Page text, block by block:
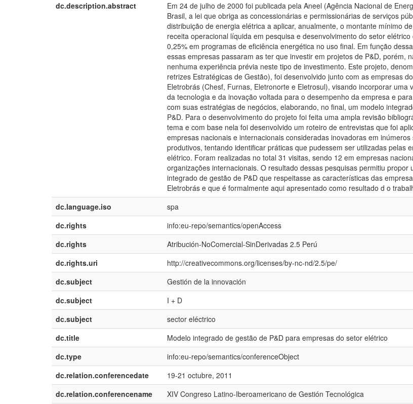
dc.description.abstract
Em 24 de julho de 2000 foi publicada pela Aneel (Agência Nacional de
Brasil, a lei que obriga as concessionárias e permissionárias de serviços
distribuição de energia elétrica a aplicar, anualmente, o montante mínimo
receita operacional líquida em pesquisa e desenvolvimento do setor
0,25% em programas de eficiência energética no uso final. Em função
essas empresas passaram as ter que investir em projetos de P&D, porém,
nenhuma experiência prévia neste tipo de investimento. Este projeto,
retrizes Estratégicas de Gestão), foi desenvolvido junto com as empresas
Eletrobrás (Chesf, Furnas, Eletronorte e Eletrosul), visando incorporar uma
da tecnologia e da inovação voltada para o desempenho da empresa e
com suas estratégias de negócios, elaborando, no final, um modelo
P&D. Para o desenvolvimento do projeto foi feita uma ampla revisão
tema e com base nela foi desenvolvido um roteiro de entrevistas que foi
empresas nacionais e internacionais consideradas inovadoras em inúmeros
produtivos, tentando identificar práticas que pudessem ser utilizadas pelas
elétrico. Foram realizadas no total 31 visitas, sendo 12 em empresas
organizações internacionais. O resultado dessas pesquisas permitiu propor
integrado de gestão de P&D que respeitasse as características das
Eletrobrás e que é formalmente aqui apresentado como resultado d o
dc.language.iso
spa
dc.rights
info:eu-repo/semantics/openAccess
dc.rights
Atribución-NoComercial-SinDerivadas 2.5 Perú
dc.rights.uri
http://creativecommons.org/licenses/by-nc-nd/2.5/pe/
dc.subject
Gestión de la innovación
dc.subject
I + D
dc.subject
sector eléctrico
dc.title
Modelo integrado de gestão de P&D para empresas do setor elétrico
dc.type
info:eu-repo/semantics/conferenceObject
dc.relation.conferencedate
19-21 octubre, 2011
dc.relation.conferencename
XIV Congreso Latino-Iberoamericano de Gestión Tecnológica